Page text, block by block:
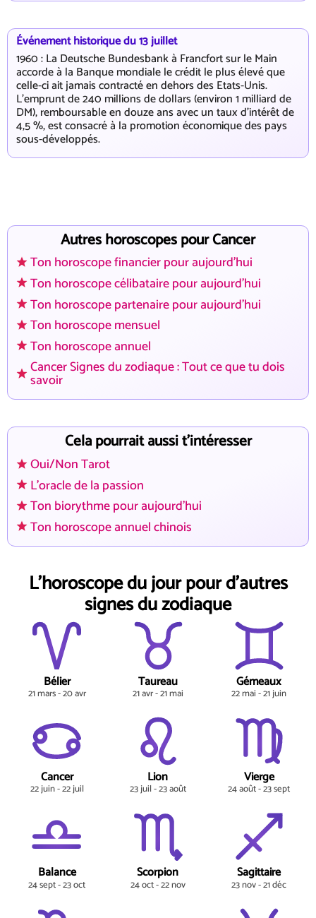
Événement historique du 13 juillet
1960 : La Deutsche Bundesbank à Francfort sur le Main
accorde à la Banque mondiale le crédit le plus élevé que
celle-ci ait jamais contracté en dehors des Etats-Unis.
L'emprunt de 240 millions de dollars (environ 1 milliard de
DM), remboursable en douze ans avec un taux d'intérêt de
4,5 %, est consacré à la promotion économique des pays
sous-développés.
Autres horoscopes pour Cancer
Ton horoscope financier pour aujourd'hui
Ton horoscope célibataire pour aujourd'hui
Ton horoscope partenaire pour aujourd'hui
Ton horoscope mensuel
Ton horoscope annuel
Cancer Signes du zodiaque : Tout ce que tu dois
savoir
Cela pourrait aussi t'intéresser
Oui/Non Tarot
L'oracle de la passion
Ton biorythme pour aujourd'hui
Ton horoscope annuel chinois
L'horoscope du jour pour d'autres
signes du zodiaque
Bélier
21 mars - 20 avr
Taureau
21 avr - 21 mai
Gémeaux
22 mai - 21 juin
Cancer
22 juin - 22 juil
Lion
23 juil - 23 août
Vierge
24 août - 23 sept
Balance
24 sept - 23 oct
Scorpion
24 oct - 22 nov
Sagittaire
23 nov - 21 déc